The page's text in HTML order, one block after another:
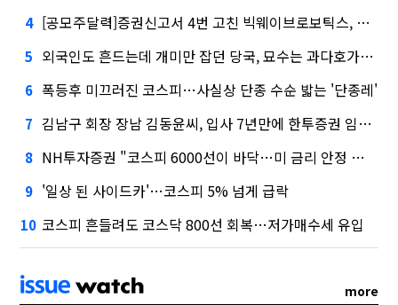
4 [공모주달력]증권신고서 4번 고친 빅웨이브로보틱스, 수요예측
5 외국인도 흔드는데 개미만 잡던 당국, 묘수는 과다호가부담금?
6 폭등후 미끄러진 코스피…사실상 단종 수순 밟는 '단종레'
7 김남구 회장 장남 김동윤씨, 입사 7년만에 한투증권 임원 승진
8 NH투자증권 "코스피 6000선이 바닥…미 금리 안정 후 추가 회복"
9 '일상 된 사이드카'…코스피 5% 넘게 급락
10 코스피 흔들려도 코스닥 800선 회복…저가매수세 유입
more